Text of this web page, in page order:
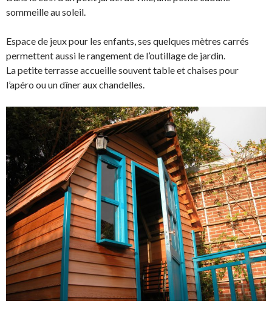
sommeille au soleil.
Espace de jeux pour les enfants, ses quelques mètres carrés
permettent aussi le rangement de l’outillage de jardin.
La petite terrasse accueille souvent table et chaises pour
l’apéro ou un dîner aux chandelles.